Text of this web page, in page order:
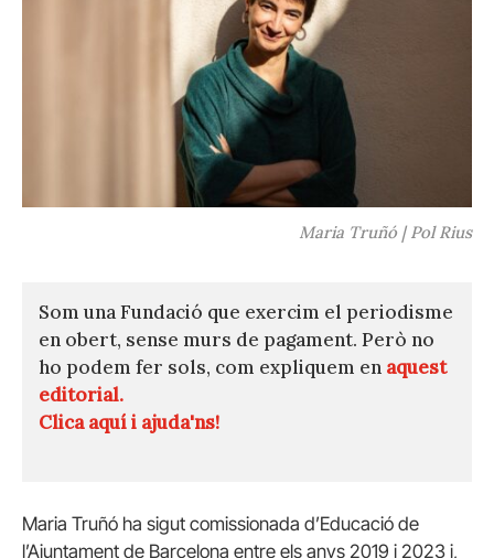
Maria Truñó | Pol Rius
Som una Fundació que exercim el periodisme
en obert, sense murs de pagament. Però no
ho podem fer sols, com expliquem en aquest
editorial.
Clica aquí i ajuda'ns!
Maria Truñó ha sigut comissionada d’Educació de
l’Ajuntament de Barcelona entre els anys 2019 i 2023 i,